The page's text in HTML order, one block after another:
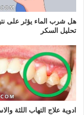
هل شرب الماء يؤثر على
تحليل السكر
ادوية علاج التهاب اللثة